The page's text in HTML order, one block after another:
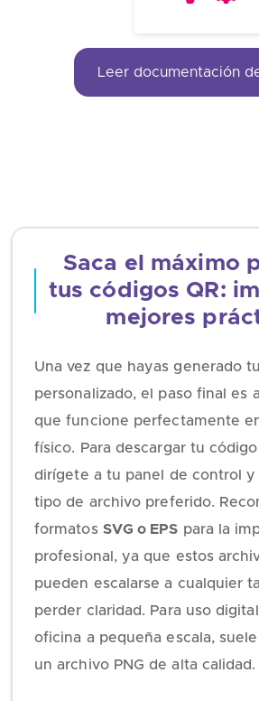
Leer documentación
Saca el máximo
tus códigos QR:
mejores
Una vez que hayas generado
personalizado, el paso final es
que funcione perfectamente
físico. Para descargar tu
dirígete a tu panel de control y
tipo de archivo preferido.
formatos SVG o EPS para la
profesional, ya que estos
pueden escalarse a cualquier
perder claridad. Para uso
oficina a pequeña escala,
un archivo PNG de alta calidad.